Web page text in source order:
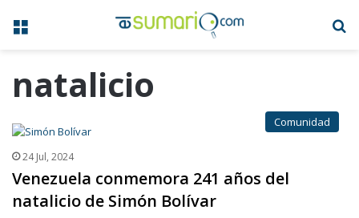
Menú
natalicio
Comunidad
24 Jul, 2024
Venezuela conmemora 241 años del
natalicio de Simón Bolívar